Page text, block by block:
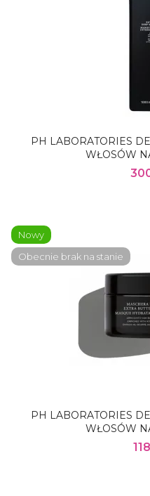
PH LABORATORIES
WŁOSÓW
PH LABORATORIES
WŁOSÓW
Nowy
Obecnie brak na stanie